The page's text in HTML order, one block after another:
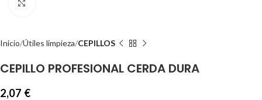
Inicio Útiles limpieza CEPILLOS
CEPILLO PROFESIONAL CERDA DURA
2,07 €